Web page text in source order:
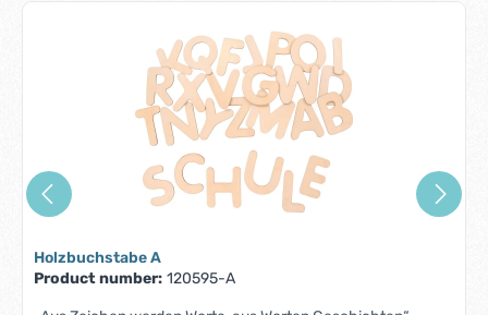
Holzbuchstabe A
Product number: 120595-A